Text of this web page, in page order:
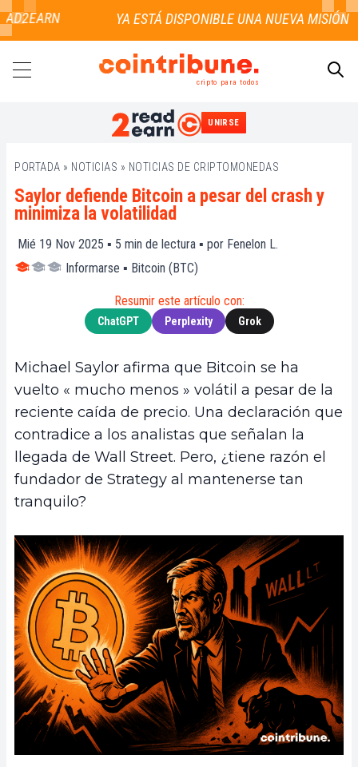
cripto para todos
UNIRSE
PORTADA » NOTICIAS » NOTICIAS DE CRIPTOMONEDAS
Saylor defiende Bitcoin a pesar del crash y
minimiza la volatilidad
Mié 19 Nov 2025 ▪ 5 min de lectura ▪ por Fenelon L.
Informarse ▪ Bitcoin (BTC)
Resumir este artículo con:
ChatGPT Perplexity Grok
Michael Saylor afirma que Bitcoin se ha
vuelto « mucho menos » volátil a pesar de la
reciente caída de precio. Una declaración que
contradice a los analistas que señalan la
llegada de Wall Street. Pero, ¿tiene razón el
fundador de Strategy al mantenerse tan
tranquilo?